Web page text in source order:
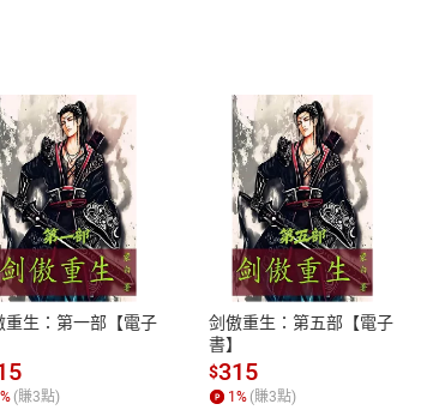
、AFTEE
退換貨規範
本店是否提供消費者保護法七日猶
之權利，遽消費者保護法及通訊交
除權合理例外情事適用準則，依商
質各有不同規定。詳細退換貨說明
照各商品說明。
重生：第一部【電子
% (賺3點)
剑傲重生：第五部【電子
書】
$315
1 % (賺3點)